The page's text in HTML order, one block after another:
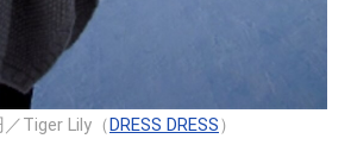
Tiger Lily（DRESS DRESS）